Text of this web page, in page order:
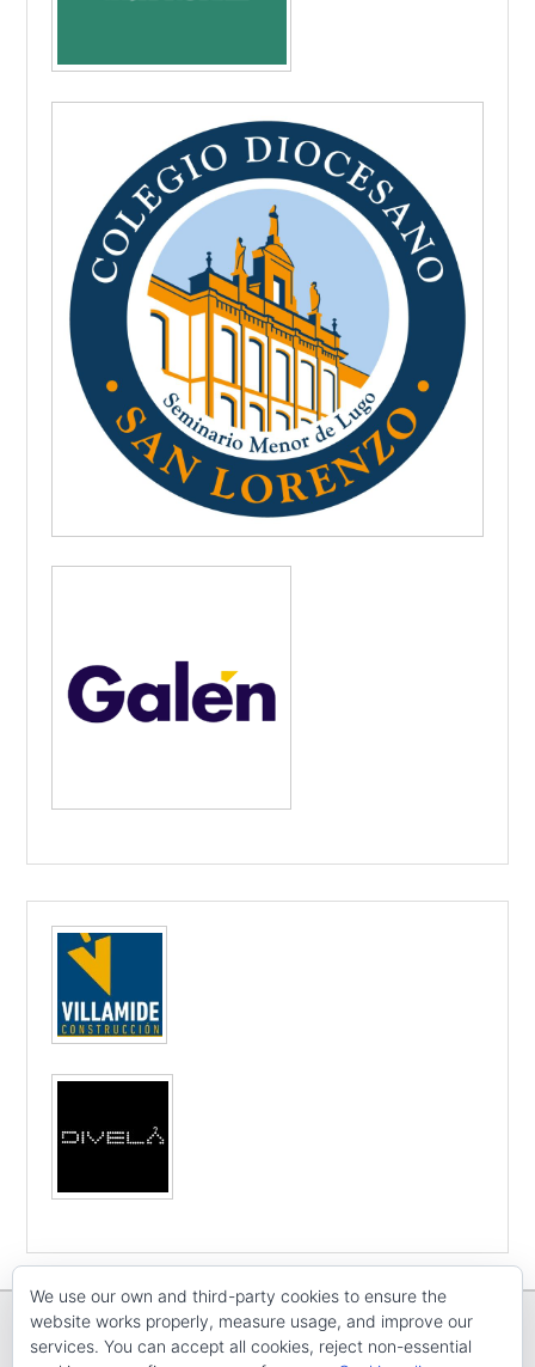
We use our own and third-party cookies to ensure the
website works properly, measure usage, and improve our
services. You can accept all cookies, reject non-essential